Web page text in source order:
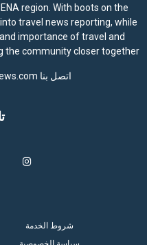
region. With boots on the
travel news reporting, while
importance of travel and
the community closer together.
اتصل بنا
شروط الخدمة